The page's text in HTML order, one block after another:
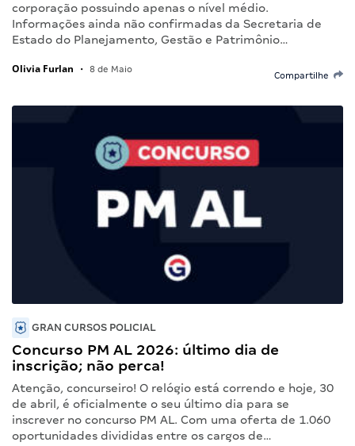
corporação possuindo apenas o nível médio.
Informações ainda não confirmadas da Secretaria de
Estado do Planejamento, Gestão e Patrimônio…
Olivia Furlan • 8 de Maio
Compartilhe
GRAN CURSOS POLICIAL
Concurso PM AL 2026: último dia de
inscrição; não perca!
Atenção, concurseiro! O relógio está correndo e hoje, 30
de abril, é oficialmente o seu último dia para se
inscrever no concurso PM AL. Com uma oferta de 1.060
oportunidades divididas entre os cargos de…